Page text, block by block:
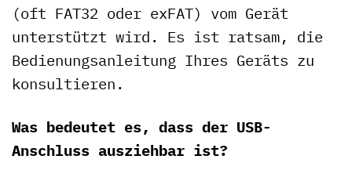
(oft FAT32 oder exFAT) vom Gerät
unterstützt wird. Es ist ratsam, die
Bedienungsanleitung Ihres Geräts zu
konsultieren.
Was bedeutet es, dass der USB-
Anschluss ausziehbar ist?